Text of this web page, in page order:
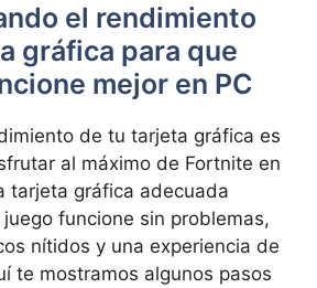
el rendimiento
gráfica para que
mejor en PC
de tu tarjeta gráfica es
al máximo de Fortnite en
tarjeta gráfica adecuada
funcione sin problemas,
nítidos y una experiencia de
te mostramos algunos pasos